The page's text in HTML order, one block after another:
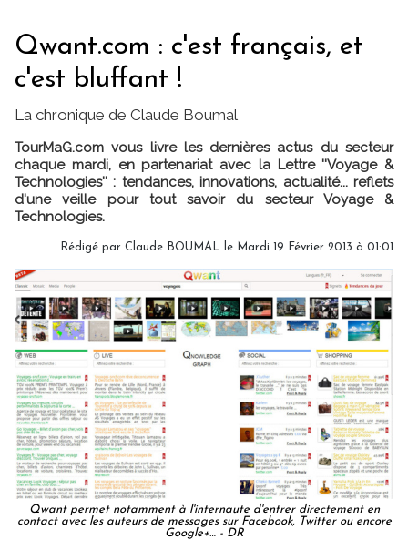
Qwant.com : c'est français, et
c'est bluffant !
La chronique de Claude Boumal
TourMaG.com vous livre les dernières actus du secteur
chaque mardi, en partenariat avec la Lettre ''Voyage &
Technologies'' : tendances, innovations, actualité... reflets
d'une veille pour tout savoir du secteur Voyage &
Technologies.
Rédigé par Claude BOUMAL le Mardi 19 Février 2013 à 01:01
Qwant permet notamment à l'internaute d'entrer directement en
contact avec les auteurs de messages sur Facebook, Twitter ou encore
Google+… - DR